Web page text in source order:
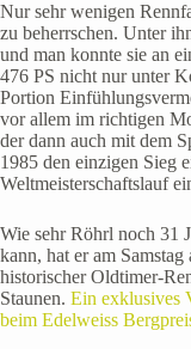
Nur sehr wenigen
zu beherrschen. Unter
und man konnte sie an
476 PS nicht nur unter
Portion
vor allem im richtigen
der dann auch mit dem
1985 den einzigen Sieg
Weltmeisterschaftslauf
Wie sehr Röhrl noch 31
kann, hat er am
historischer Oldtimer-
Staunen. Ein exklusives
beim Edelweiss